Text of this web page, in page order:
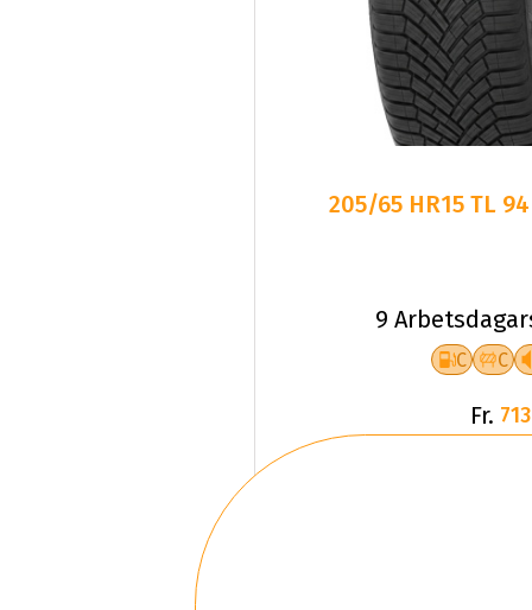
205/65 HR15 TL
9
C C
Fr.